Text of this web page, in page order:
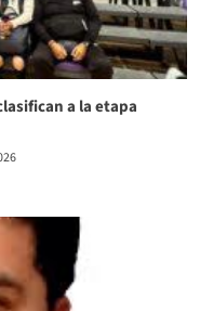
a la etapa